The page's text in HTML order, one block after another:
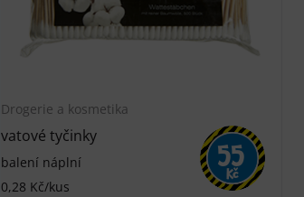
Drogerie a kosmetika
vatové tyčinky
balení náplní
0,28 Kč/kus
55
Kč